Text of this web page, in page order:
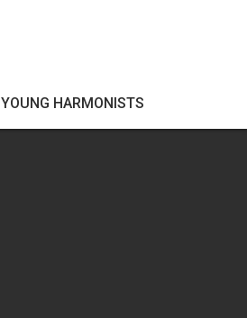
YOUNG HARMONISTS